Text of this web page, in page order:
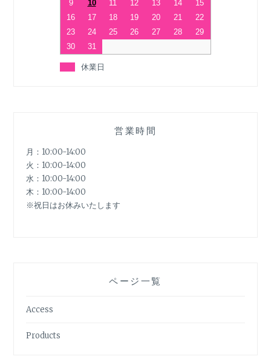
9
10 11 12 13 14
15
16
17 18 19 20 21
22
23
24 25 26 27 28
29
30
31
休業日
営業時間
月：10:00-14:00
火：10:00-14:00
水：10:00-14:00
木：10:00-14:00
※祝日はお休みいたします
ページ一覧
Access
Products